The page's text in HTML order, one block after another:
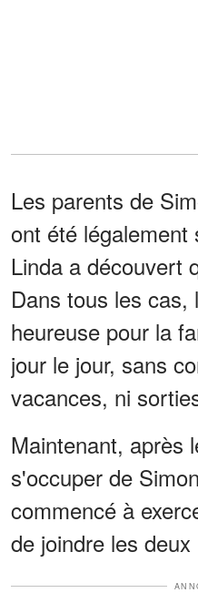
Les parents de
ont été
Linda a découvert
Dans tous les
heureuse pour la
jour le jour, sans
vacances, ni
Maintenant, après
s'occuper de
commencé à
de joindre les deux